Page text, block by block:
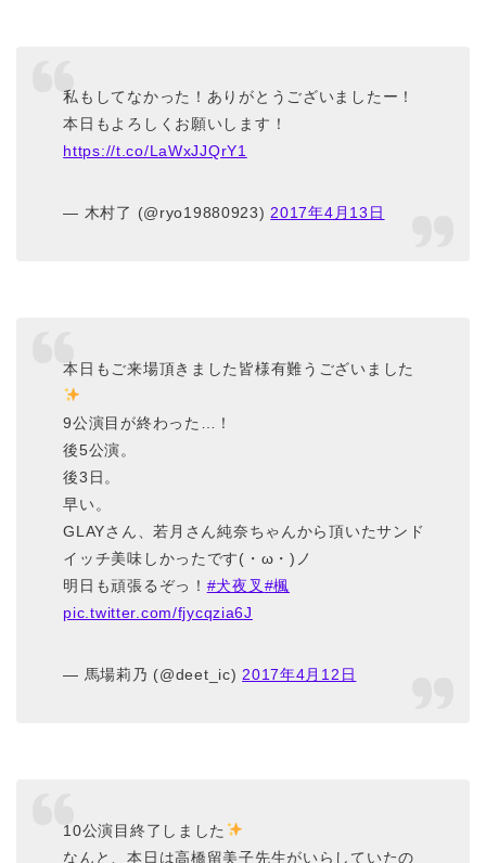
私もしてなかった！ありがとうございましたー！
本日もよろしくお願いします！
https://t.co/LaWxJJQrY1
— 木村了 (@ryo19880923)2017年4月13日
本日もご来場頂きました皆様有難うございました
9公演目が終わった…！
後5公演。
後3日。
早い。
GLAYさん、若月さん純奈ちゃんから頂いたサンド
イッチ美味しかったです(・ω・)ノ
明日も頑張るぞっ！ #犬夜叉 #楓
pic.twitter.com/fjycqzia6J
— 馬場莉乃 (@deet_ic) 2017年4月12日
10公演目終了しました
なんと、本日は高橋留美子先生がいらしていたの